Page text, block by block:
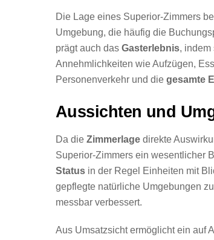
Die Lage eines Superior-Zimmers
Umgebung, die häufig die
prägt auch das Gasterlebnis, indem
Annehmlichkeiten wie Aufzügen,
Personenverkehr und die gesamte
Aussichten und
Da die Zimmerlage direkte
Superior-Zimmers ein wesentlicher
Status in der Regel Einheiten mit
gepflegte natürliche Umgebungen
messbar verbessert.
Aus Umsatzsicht ermöglicht ein auf